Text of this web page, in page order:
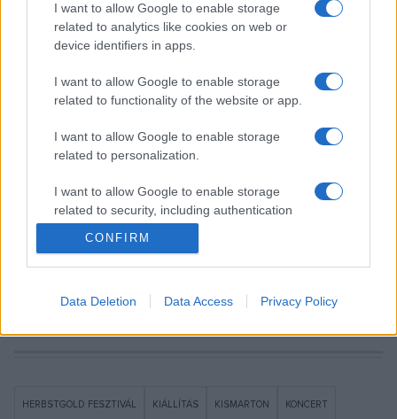
I want to allow Google to enable storage
related to analytics like cookies on web or
device identifiers in apps.
I want to allow Google to enable storage
related to functionality of the website or app.
I want to allow Google to enable storage
related to personalization.
I want to allow Google to enable storage
related to security, including authentication
functionality and fraud prevention, and other
CONFIRM
Data Deletion Data Access Privacy Policy
the lost this world
című kiállításának megnyitójával indul az
idei Herbstgold Fesztivál Kismartonban.
Az osztrák képzőművész, Alfredo Barsuglia fából készült
előkertjébe. A fényszobrok nappal színes pontokként
láthatók, éjszaka pedig világítanak, illetve szélfúvás esetén
megszólalnak. Manfred Bockelmann műtárgya szintén a
széllel dolgozik, azEn passant projektet az előkertben évek
óta kihasználatlanul álló tizenegy zászlórúdra dolgozta ki. A
tizenegy különálló zászló kedvező széljárás esetén egy
tömegjelenetet ábrázoló, nagyformátumú zászlót alkot.
HERBSTGOLD FESZTIVÁL KIÁLLÍTÁS KISMARTON KONCERT